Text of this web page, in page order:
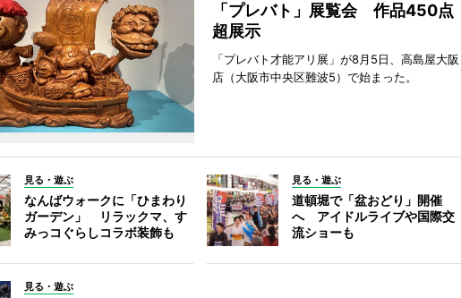
「プレバト」展覧会 作品450点
超展示
「プレバト才能アリ展」が8月5日、高島屋大阪
店（大阪市中央区難波5）で始まった。
見る・遊ぶ
なんばウォークに「ひまわり
ガーデン」 リラックマ、す
みっコぐらしコラボ装飾も
見る・遊ぶ
道頓堀で「盆おどり」開催
へ アイドルライブや国際交
流ショーも
見る・遊ぶ